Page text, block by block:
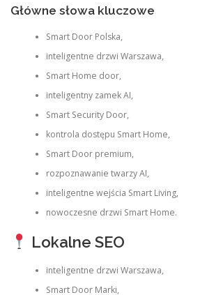
Główne słowa kluczowe
Smart Door Polska,
inteligentne drzwi Warszawa,
Smart Home door,
inteligentny zamek AI,
Smart Security Door,
kontrola dostępu Smart Home,
Smart Door premium,
rozpoznawanie twarzy AI,
inteligentne wejścia Smart Living,
nowoczesne drzwi Smart Home.
Lokalne SEO
inteligentne drzwi Warszawa,
Smart Door Marki,